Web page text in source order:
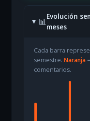
📊
Evolución
meses
Cada barra
semestre. Naranja
comentarios.